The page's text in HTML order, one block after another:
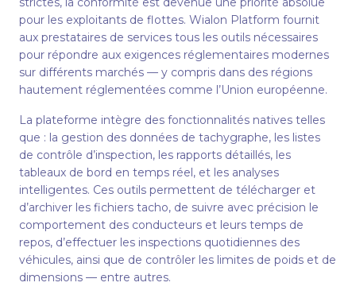
pour les exploitants de flottes. Wialon Platform fournit
aux prestataires de services tous les outils nécessaires
pour répondre aux exigences réglementaires modernes
sur différents marchés — y compris dans des régions
hautement réglementées comme l’Union européenne.
La plateforme intègre des fonctionnalités natives telles
que : la gestion des données de tachygraphe, les listes
de contrôle d’inspection, les rapports détaillés, les
tableaux de bord en temps réel, et les analyses
intelligentes. Ces outils permettent de télécharger et
d’archiver les fichiers tacho, de suivre avec précision le
comportement des conducteurs et leurs temps de
repos, d’effectuer les inspections quotidiennes des
véhicules, ainsi que de contrôler les limites de poids et de
dimensions — entre autres.